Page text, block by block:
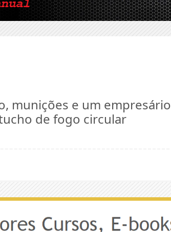
munições e um empresário
de fogo circular